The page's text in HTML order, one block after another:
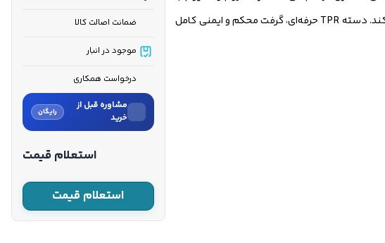
سخت‌کاری استثنایی، تحمل بالایی در برابر ضربات مکرر دارد. نوک مغناطیسی قوی با پوشش محافظ، دوام طولانی‌مدت را تضمین می‌کند. دسته TPR حرفه‌ای، گرفت محکم و ایمنی کامل
ضمانت اصالت کالا
موجود در انبار
درخواست همکاری
مشاوره قبل از
خرید
رایگان
نام خانوادگی
شماره موبایل
استعلام قیمت
استعلام قیمت